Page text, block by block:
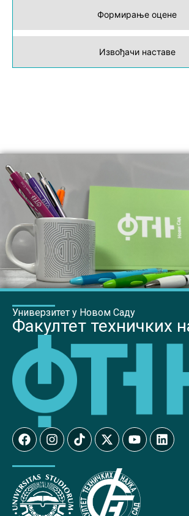
Формирање оцене
Извођачи наставе
Универзитет у Новом Саду
Факултет техничких